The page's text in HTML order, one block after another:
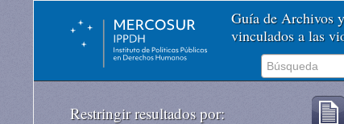
Guía de Archivos
vinculados a las
Restringir resultados por: